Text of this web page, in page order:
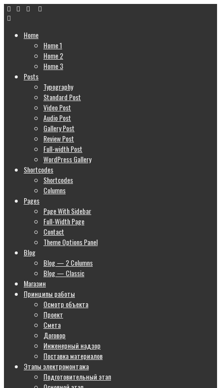
Home
Home 1
Home 2
Home 3
Posts
Typography
Standard Post
Video Post
Audio Post
Gallery Post
Review Post
Full-width Post
WordPress Gallery
Shortcodes
Shortcodes
Columns
Pages
Page With Sidebar
Full-Width Page
Contact
Theme Options Panel
Blog
Blog — 2 Columns
Blog — Classic
Магазин
Принципы работы
Осмотр объекта
Проект
Смета
Договор
Инженерный надзор
Поставка материалов
Этапы электромонтажа
Подготовительный этап